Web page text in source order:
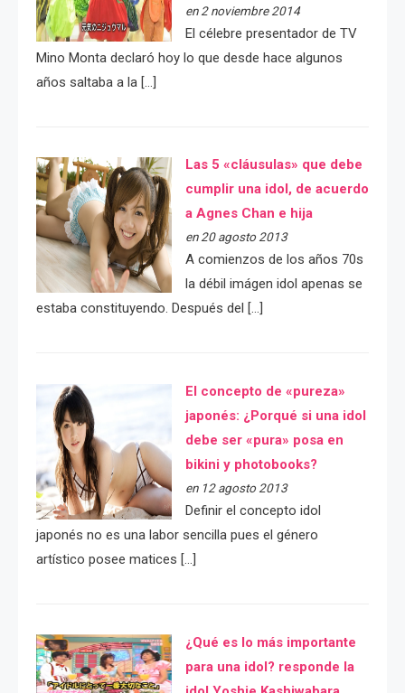
en 2 noviembre 2014
El célebre presentador de TV
Mino Monta declaró hoy lo que desde hace algunos
años saltaba a la […]
Las 5 «cláusulas» que debe
cumplir una idol, de acuerdo
a Agnes Chan e hija
en 20 agosto 2013
A comienzos de los años 70s
la débil imágen idol apenas se
estaba constituyendo. Después del […]
El concepto de «pureza»
japonés: ¿Porqué si una idol
debe ser «pura» posa en
bikini y photobooks?
en 12 agosto 2013
Definir el concepto idol
japonés no es una labor sencilla pues el género
artístico posee matices […]
¿Qué es lo más importante
para una idol? responde la